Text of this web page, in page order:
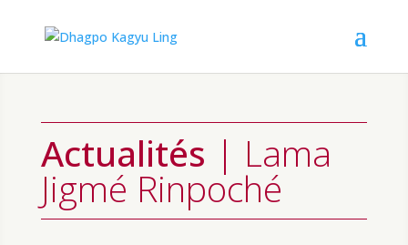
Actualités | Lama
Jigmé Rinpoché